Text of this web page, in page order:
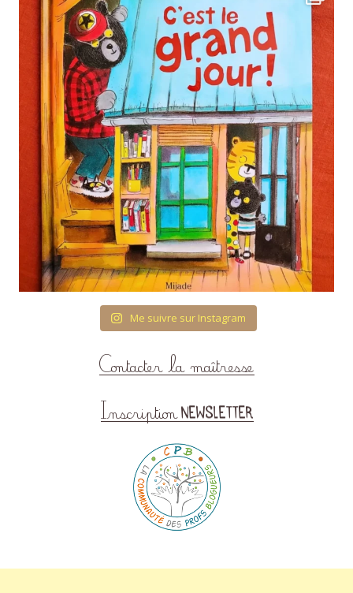
Me suivre sur Instagram